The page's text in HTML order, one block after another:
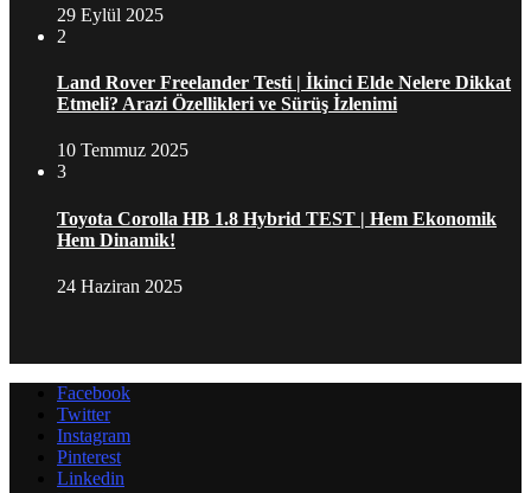
29 Eylül 2025
2
Land Rover Freelander Testi | İkinci Elde Nelere Dikkat
Etmeli? Arazi Özellikleri ve Sürüş İzlenimi
10 Temmuz 2025
3
Toyota Corolla HB 1.8 Hybrid TEST | Hem Ekonomik
Hem Dinamik!
24 Haziran 2025
Facebook
Twitter
Instagram
Pinterest
Linkedin